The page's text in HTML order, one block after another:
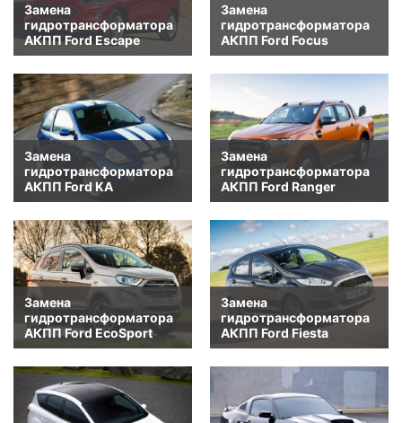
Замена
гидротрансформатора
АКПП Ford Escape
Замена
гидротрансформатора
АКПП Ford Focus
Замена
гидротрансформатора
АКПП Ford KA
Замена
гидротрансформатора
АКПП Ford Ranger
Замена
гидротрансформатора
АКПП Ford EcoSport
Замена
гидротрансформатора
АКПП Ford Fiesta